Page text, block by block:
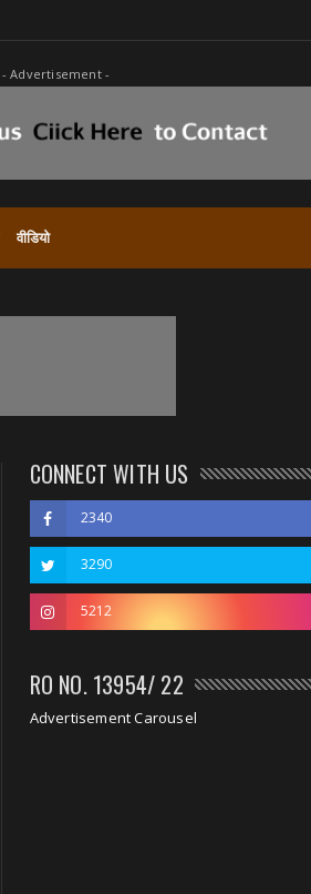
- Advertisement -
वीडियो
CONNECT WITH US
2340
3290
5212
RO NO. 13954/ 22
Advertisement Carousel